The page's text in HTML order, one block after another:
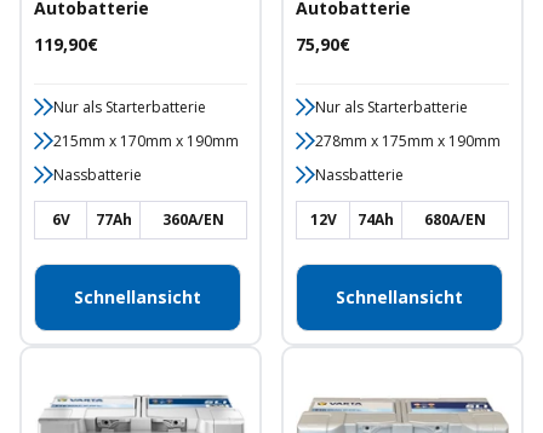
Autobatterie
Angebotspreis
119,90€
Nur als Starterbatterie
215mm x 170mm x 190mm
Nassbatterie
6V 77Ah 360A/EN
Schnellansicht
Autobatterie
Angebotspreis
75,90€
Nur als Starterbatterie
278mm x 175mm x 190mm
Nassbatterie
12V 74Ah 680A/EN
Schnellansicht